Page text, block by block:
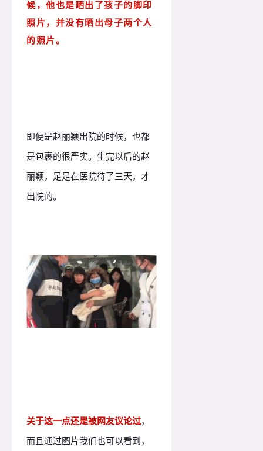
候，他也是晒出了孩子的脚印
照片，并没有晒出母子两个人
的照片。
即便是赵丽颖出院的时候，也都
是包裹的很严实。生完以后的赵
丽颖，足足在医院待了三天，才
出院的。
关于这一点还是被网友议论过，
而且通过图片我们也可以看到，